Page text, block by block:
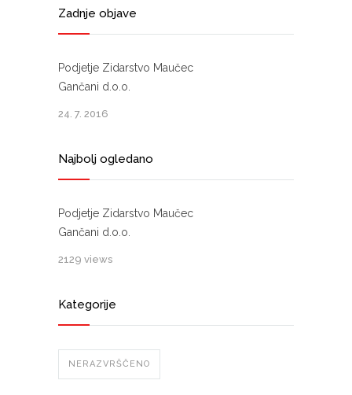
Zadnje objave
Podjetje Zidarstvo Maučec
Gančani d.o.o.
24. 7. 2016
Najbolj ogledano
Podjetje Zidarstvo Maučec
Gančani d.o.o.
2129 views
Kategorije
NERAZVRŠČENO